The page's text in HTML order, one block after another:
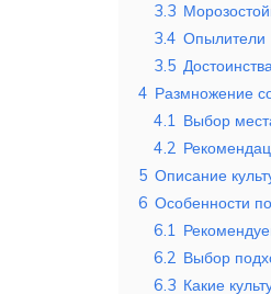
3.3
3.4 Опылители
3.5
4 Размножение
4.1 Выбор
4.2
5 Описание
6 Особенности
6.1
6.2 Выбор
6.3 Какие